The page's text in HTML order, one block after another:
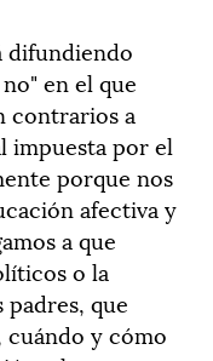
difundiendo
en el que
contrarios a
impuesta por el
porque nos
afectiva y
a que
o la
padres, que
y cómo